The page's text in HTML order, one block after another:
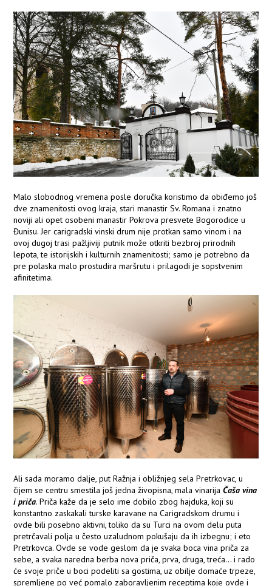
Malo slobodnog vremena posle doručka koristimo da obiđemo još
dve znamenitosti ovog kraja, stari manastir Sv. Romana i znatno
noviji ali opet osobeni manastir Pokrova presvete Bogorodice u
Đunisu. Jer carigradski vinski drum nije protkan samo vinom i na
ovoj dugoj trasi pažljiviji putnik može otkriti bezbroj prirodnih
lepota, te istorijskih i kulturnih znamenitosti; samo je potrebno da
pre polaska malo prostudira maršrutu i prilagodi je sopstvenim
afinitetima.
Ali sada moramo dalje, put Ražnja i obližnjeg sela Pretrkovac, u
čijem se centru smestila još jedna živopisna, mala vinarijaČaša vina
i priča. Priča kaže da je selo ime dobilo zbog hajduka, koji su
konstantno zaskakali turske karavane na Carigradskom drumu i
ovde bili posebno aktivni, toliko da su Turci na ovom delu puta
pretrčavali polja u često uzaludnom pokušaju da ih izbegnu; i eto
Pretrkovca. Ovde se vode geslom da je svaka boca vina priča za
sebe, a svaka naredna berba nova priča, prva, druga, treća... i rado
će svoje priče u boci podeliti sa gostima, uz obilje domaće trpeze,
spremljene po već pomalo zaboravljenim receptima koje ovde i